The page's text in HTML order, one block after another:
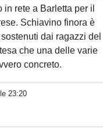
rete a Barletta per il
Schiavino finora è
dai ragazzi del
che una delle varie
concreto.
23:20